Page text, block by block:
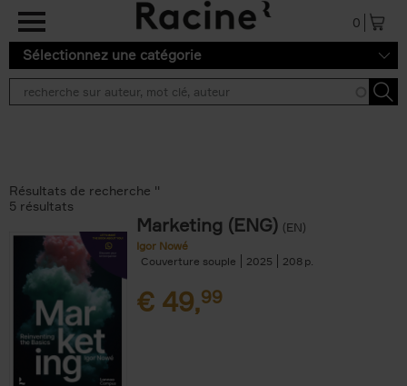
Aller au contenu principal
0
Sélectionnez une catégorie
Résultats de recherche ''
5 résultats
Marketing (ENG) (EN)
Igor Nowé
Couverture souple
2025 208
€ 49,99